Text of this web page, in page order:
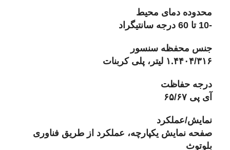
محدوده دمای محیط
-10 تا 60 درجه سانتیگراد
جنس محفظه سنسور
۱.۴۴۰۴/۳۱۶ لیتر، پلی کربنات
درجه حفاظت
آی پی ۶۵/۶۷
نمایش/عملکرد
صفحه نمایش یکپارچه، عملکرد از طریق فناوری
بلوتوث